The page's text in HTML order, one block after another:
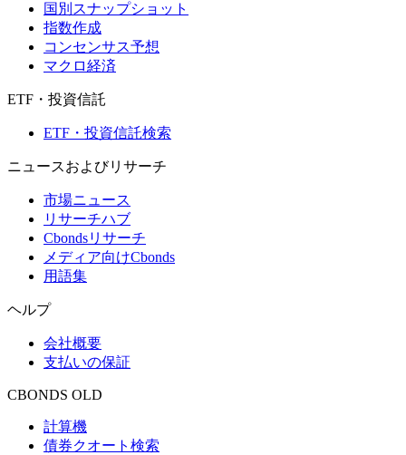
国別スナップショット
指数作成
コンセンサス予想
マクロ経済
ETF・投資信託
ETF・投資信託検索
ニュースおよびリサーチ
市場ニュース
リサーチハブ
Cbondsリサーチ
メディア向けCbonds
用語集
ヘルプ
会社概要
支払いの保証
CBONDS OLD
計算機
債券クオート検索